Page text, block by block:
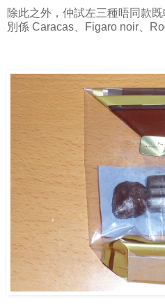
除此之外，仲試左三種唔同款
別係 Caracas、Figaro noir、